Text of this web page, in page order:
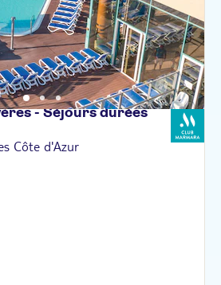
- Séjours durées
Côte d'Azur